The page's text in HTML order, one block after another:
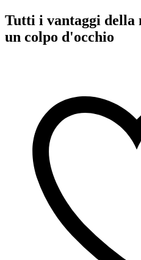
Tutti i vantaggi della
un colpo d'occhio